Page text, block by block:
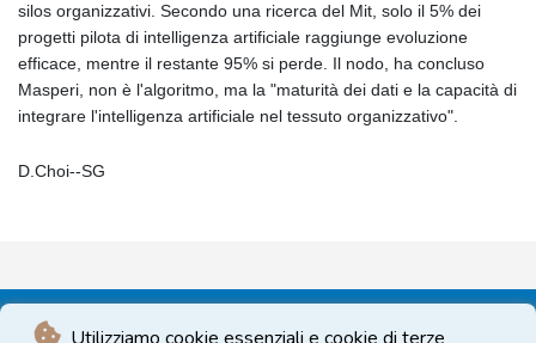
silos organizzativi. Secondo una ricerca del Mit, solo il 5% dei
progetti pilota di intelligenza artificiale raggiunge evoluzione
efficace, mentre il restante 95% si perde. Il nodo, ha concluso
Masperi, non è l'algoritmo, ma la "maturità dei dati e la capacità di
integrare l'intelligenza artificiale nel tessuto organizzativo".
D.Choi--SG